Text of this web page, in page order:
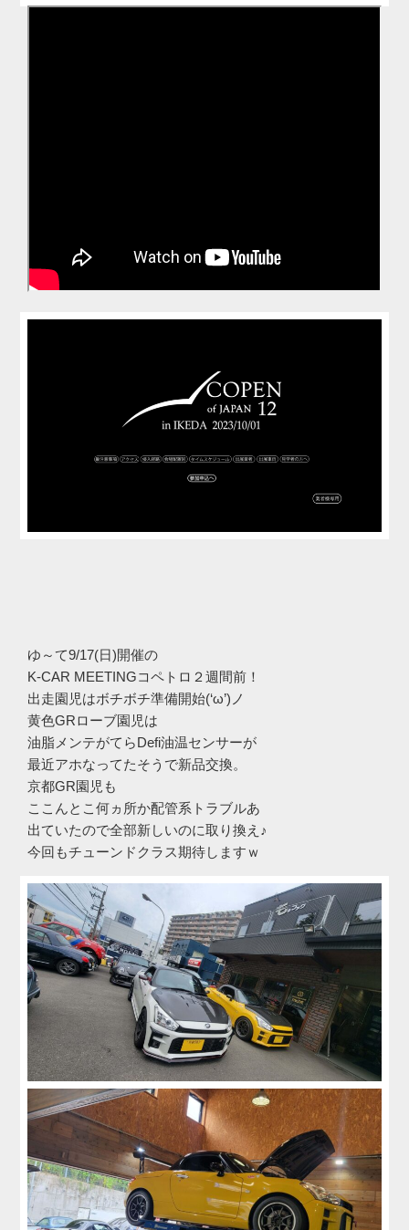
ゆ～て9/17(日)開催の
K-CAR MEETINGコペトロ２週間前！
出走園児はボチボチ準備開始(‘ω’)ノ
黄色GRローブ園児は
油脂メンテがてらDefi油温センサーが
最近アホなってたそうで新品交換。
京都GR園児も
ここんとこ何ヵ所か配管系トラブルあ
出ていたので全部新しいのに取り換え♪
今回もチューンドクラス期待しますｗ